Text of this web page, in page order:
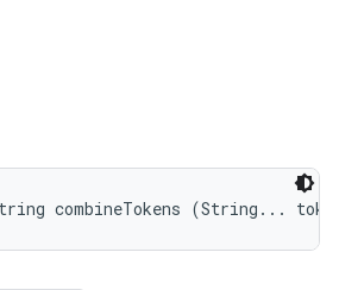
combineTokens (String...